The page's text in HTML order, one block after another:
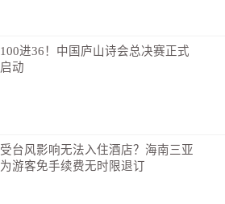
100进36！中国庐山诗会总决赛正式
启动
受台风影响无法入住酒店？海南三亚
为游客免手续费无时限退订